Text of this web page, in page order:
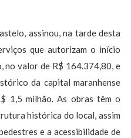
assinou, na tarde desta
que autorizam o início
no valor de R$ 164.374,80, e
da capital maranhense
1,5 milhão. As obras têm o
histórica do local, assim
e a acessibilidade de